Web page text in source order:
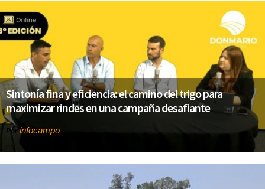
Sintonía fina y eficiencia: el camino del trigo para
maximizar rindes en una campaña desafiante
Porinfocampo